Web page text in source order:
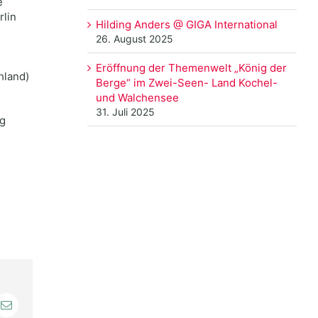
E-
Hilding Anders @ GIGA International
26. August 2025
Eröffnung der Themenwelt „König der
Berge“ im Zwei-Seen- Land Kochel-
und Walchensee
31. Juli 2025